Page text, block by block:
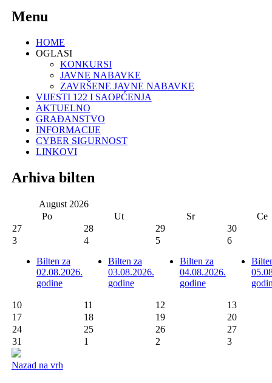
Menu
HOME
OGLASI
KONKURSI
JAVNE NABAVKE
ZAVRŠENE JAVNE NABAVKE
VIJESTI 122 I SAOPĆENJA
AKTUELNO
GRAĐANSTVO
INFORMACIJE
CYBER SIGURNOST
LINKOVI
Arhiva bilten
August 2026
Po
Ut Sr
Ce
27
28 29
30
3
Bilten za
02.08.2026.
godine
4
Bilten za
03.08.2026.
godine
5
Bilten za
04.08.2026.
godine
6
10 11 12
13
17
18 19
20
24
25 26
27
31
1 2 3
Nazad na vrh